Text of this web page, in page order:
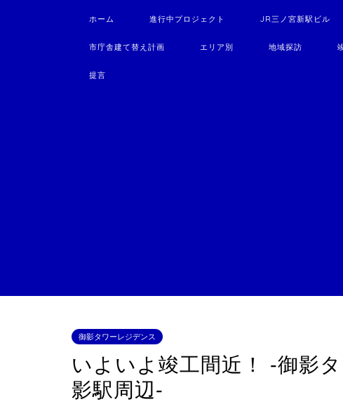
ホーム 進行中プロジェクト JR三ノ宮新駅ビル
市庁舎建て替え計画 エリア別 地域探訪
提言
御影タワーレジデンス
いよいよ竣工間近！ -御影
影駅周辺-